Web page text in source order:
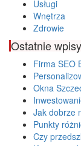
Usługi
Wnętrza
Zdrowie
Ostatnie wpisy
Firma SEO
Okna
Jak dobrze
Punkty
Czy